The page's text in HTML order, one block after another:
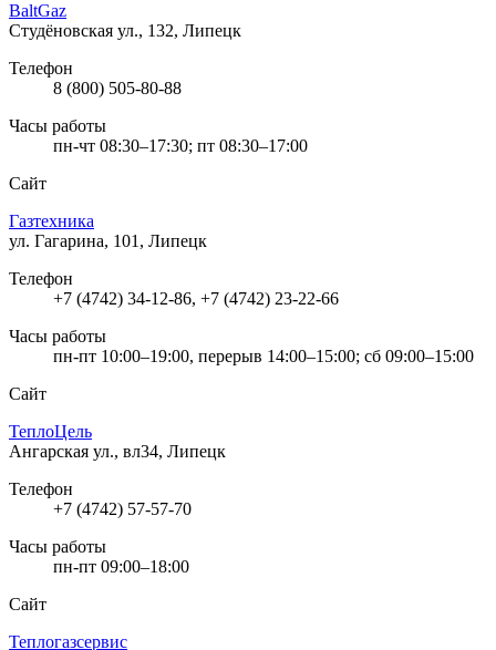
BaltGaz
Студёновская ул., 132, Липецк
Телефон
8 (800) 505-80-88
Часы работы
пн-чт 08:30–17:30; пт 08:30–17:00
Сайт
Газтехника
ул. Гагарина, 101, Липецк
Телефон
+7 (4742) 34-12-86, +7 (4742) 23-22-66
Часы работы
пн-пт 10:00–19:00, перерыв 14:00–15:00; сб 09:00–15:00
Сайт
ТеплоЦель
Ангарская ул., вл34, Липецк
Телефон
+7 (4742) 57-57-70
Часы работы
пн-пт 09:00–18:00
Сайт
Теплогазсервис